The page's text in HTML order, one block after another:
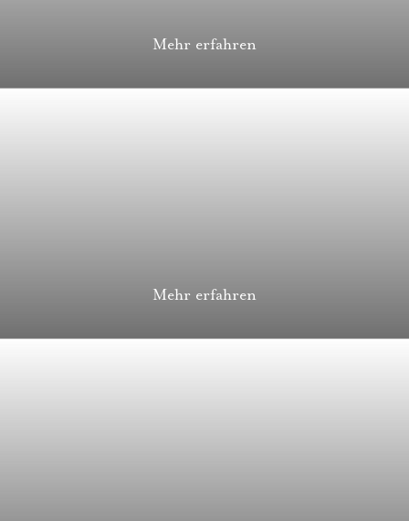
Mehr erfahren
Mehr erfahren